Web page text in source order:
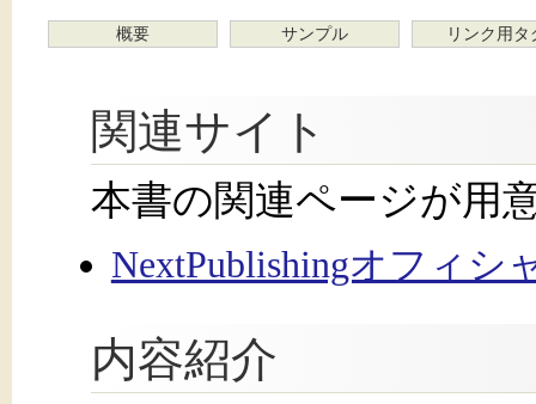
概要 サンプル リンク用タ
関連サイト
本書の関連ページが用
NextPublishingオフィシ
内容紹介